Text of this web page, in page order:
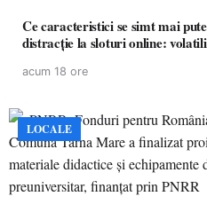
Ce caracteristici se simt mai
distracție la sloturi online:
acum 18 ore
LOCALE